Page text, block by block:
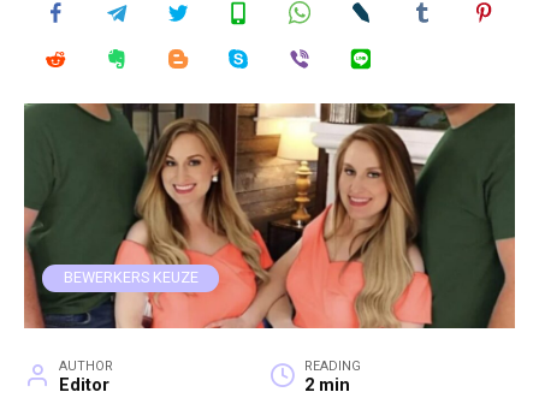
BEWERKERS KEUZE
AUTHOR
Editor
READING
2 min